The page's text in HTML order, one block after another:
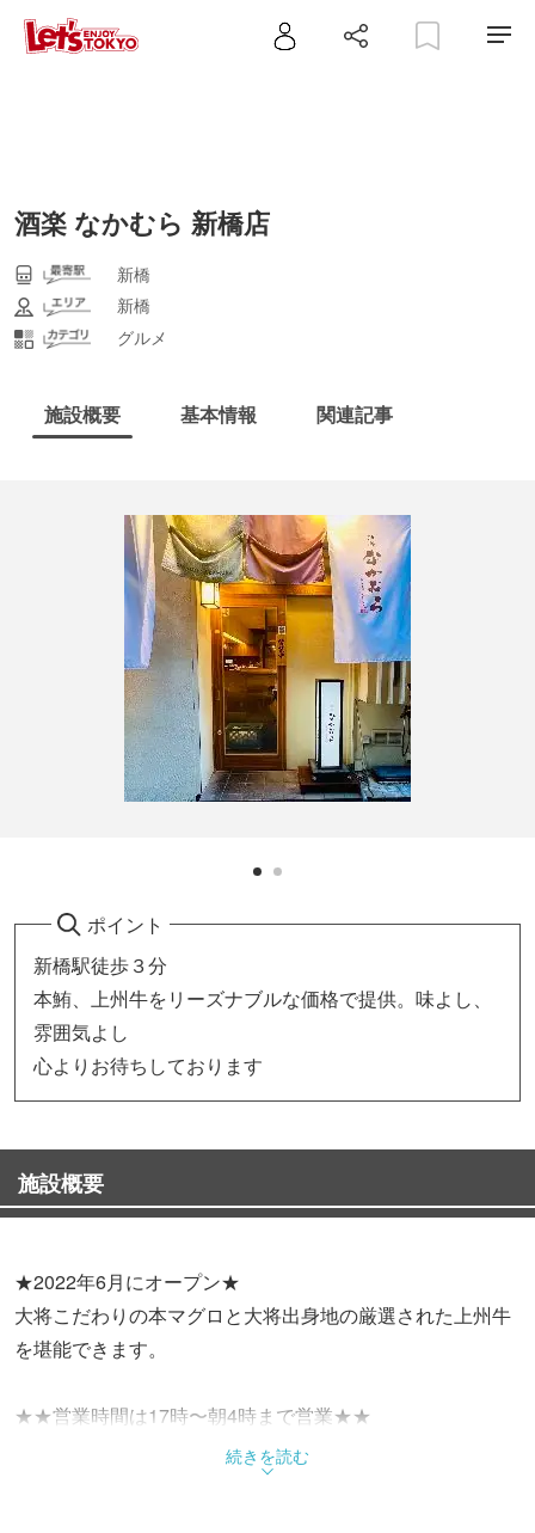
酒楽 なかむら 新橋店
新橋
新橋
グルメ
施設概要 基本情報 関連記事
ポイント
新橋駅徒歩３分
本鮪、上州牛をリーズナブルな価格で提供。味よし、
雰囲気よし
心よりお待ちしております
施設概要
★2022年6月にオープン★
大将こだわりの本マグロと大将出身地の厳選された上州牛
を堪能できます。
★★営業時間は17時〜朝4時まで営業★★
ネット予約だと楽天ポイントが貯まります。幹事の方必見
続きを読む